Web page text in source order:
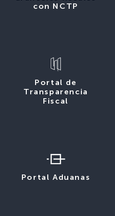
con NCTP
Portal de
Transparencia
Fiscal
Portal Aduanas